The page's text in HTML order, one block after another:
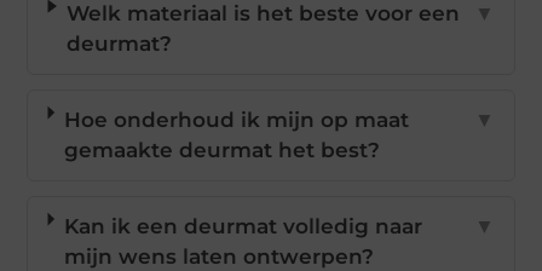
Welk materiaal is het beste voor een
deurmat?
▼
Hoe onderhoud ik mijn op maat
gemaakte deurmat het best?
▼
Kan ik een deurmat volledig naar
mijn wens laten ontwerpen?
▼